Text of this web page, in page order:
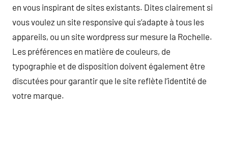
en vous inspirant de sites existants. Dites clairement si
vous voulez un site responsive qui s’adapte à tous les
appareils, ou un site wordpress sur mesure la Rochelle.
Les préférences en matière de couleurs, de
typographie et de disposition doivent également être
discutées pour garantir que le site reflète l’identité de
votre marque.